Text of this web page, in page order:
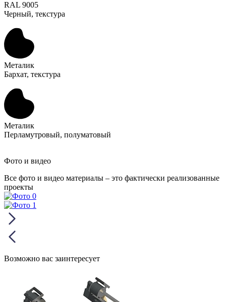
RAL 9005
Черный, текстура
Металик
Бархат, текстура
Металик
Перламутровый, полуматовый
Фото и видео
Все фото и видео материалы – это фактически реализованные
проекты
Возможно вас заинтересует